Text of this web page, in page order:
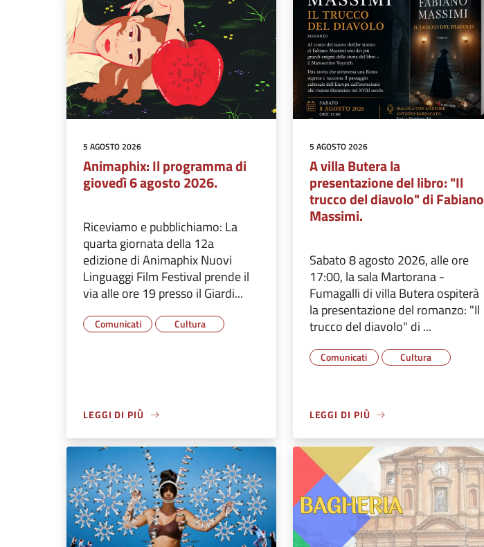
5 AGOSTO 2026
Animaphix: Il programma di
giovedì 6 agosto 2026.
Riceviamo e pubblichiamo: La
quarta giornata della 12a
edizione di Animaphix Nuovi
Linguaggi Film Festival prende il
via alle ore 19 presso il Giardi...
Comunicati Cultura
LEGGI DI PIÙ
5 AGOSTO 2026
A villa Butera la
presentazione del libro: "Il
trucco del diavolo" di Fabiano
Massimi.
Sabato 8 agosto 2026, alle ore
17:00, la sala Martorana -
Fumagalli di villa Butera ospiterà
la presentazione del romanzo: "Il
trucco del diavolo" di ...
Comunicati Cultura
LEGGI DI PIÙ